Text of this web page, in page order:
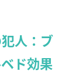
人：ブ
ド効果